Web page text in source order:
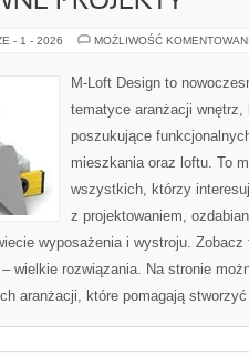
- 1 - 2026 MOŻLIWOŚĆ
M-Loft Design to
tematyce aranżacji
poszukujące
mieszkania oraz loftu. To
wszystkich, którzy
z projektowaniem,
wyposażenia i wystroju. Zobacz
wielkie rozwiązania. Na stronie
aranżacji, które pomagają